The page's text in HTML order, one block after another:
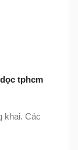
tphcm
khai. Các